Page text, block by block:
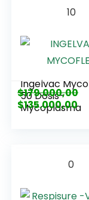
10
Ingelvac
50 Dosis-
Mycoplasma
$179.000,00
$135.000,00
0